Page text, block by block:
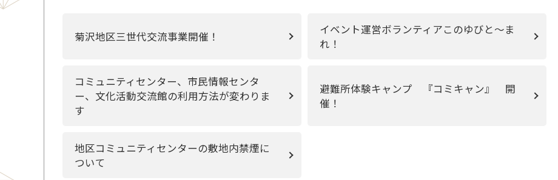
菊沢地区三世代交流事業開催！
イベント運営ボランティアこのゆびと～ま
れ！
コミュニティセンター、市民情報センタ
ー、文化活動交流館の利用方法が変わりま
す
避難所体験キャンプ 『コミキャン』 開
催！
地区コミュニティセンターの敷地内禁煙に
ついて